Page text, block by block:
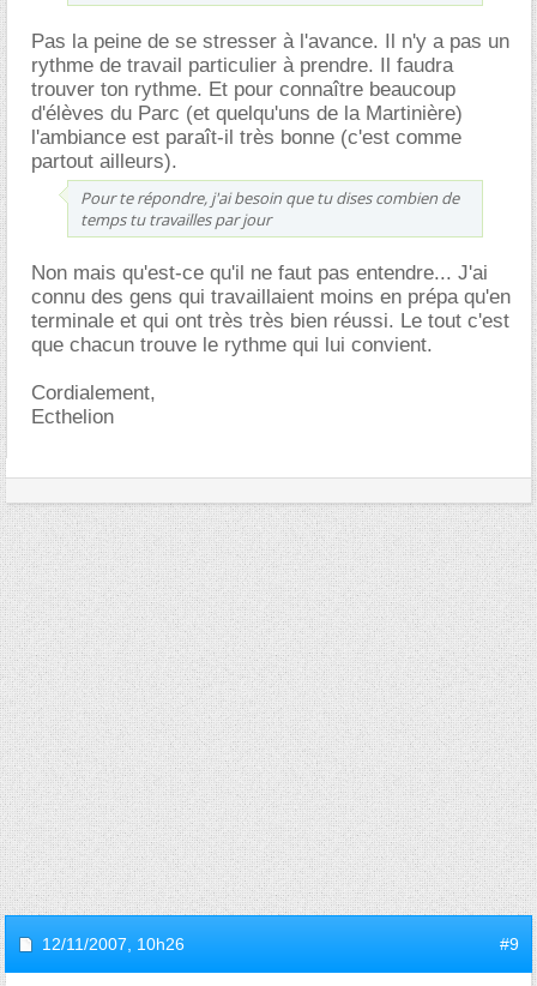
Pas la peine de se stresser à l'avance. Il n'y a pas un
rythme de travail particulier à prendre. Il faudra
trouver ton rythme. Et pour connaître beaucoup
d'élèves du Parc (et quelqu'uns de la Martinière)
l'ambiance est paraît-il très bonne (c'est comme
partout ailleurs).
Pour te répondre, j'ai besoin que tu dises combien de
temps tu travailles par jour
Non mais qu'est-ce qu'il ne faut pas entendre... J'ai
connu des gens qui travaillaient moins en prépa qu'en
terminale et qui ont très très bien réussi. Le tout c'est
que chacun trouve le rythme qui lui convient.
Cordialement,
Ecthelion
12/11/2007, 10h26 #9